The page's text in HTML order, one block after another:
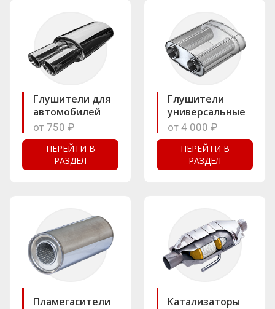
Глушители для
автомобилей
от 750 ₽
ПЕРЕЙТИ В
РАЗДЕЛ
Глушители
универсальные
от 4 000 ₽
ПЕРЕЙТИ В
РАЗДЕЛ
Пламегасители Катализаторы